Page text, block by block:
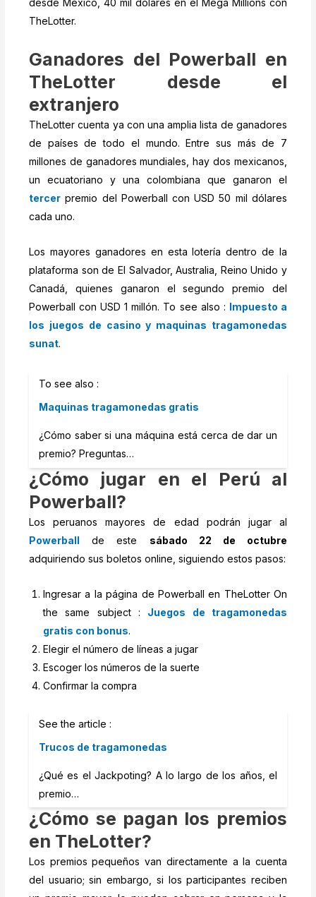
desde México, 40 mil dólares en el Mega Millions con
TheLotter.
Ganadores del Powerball en
TheLotter desde el
extranjero
TheLotter cuenta ya con una amplia lista de ganadores
de países de todo el mundo. Entre sus más de 7
millones de ganadores mundiales, hay dos mexicanos,
un ecuatoriano y una colombiana que ganaron el
tercer premio del Powerball con USD 50 mil dólares
cada uno.
Los mayores ganadores en esta lotería dentro de la
plataforma son de El Salvador, Australia, Reino Unido y
Canadá, quienes ganaron el segundo premio del
Powerball con USD 1 millón. To see also : Impuesto a
los juegos de casino y maquinas tragamonedas
sunat.
To see also :
Maquinas tragamonedas gratis
¿Cómo saber si una máquina está cerca de dar un
premio? Preguntas…
¿Cómo jugar en el Perú al
Powerball?
Los peruanos mayores de edad podrán jugar al
Powerball de este sábado 22 de octubre
adquiriendo sus boletos online, siguiendo estos pasos:
Ingresar a la página de Powerball en TheLotter On
the same subject : Juegos de tragamonedas
gratis con bonus.
Elegir el número de líneas a jugar
Escoger los números de la suerte
Confirmar la compra
See the article :
Trucos de tragamonedas
¿Qué es el Jackpoting? A lo largo de los años, el
premio…
¿Cómo se pagan los premios
en TheLotter?
Los premios pequeños van directamente a la cuenta
del usuario; sin embargo, si los participantes reciben